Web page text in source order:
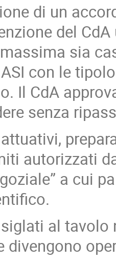
di un
del
sia
con le
Il CdA
senza
autorizzati
a cui
al tavolo
divengono